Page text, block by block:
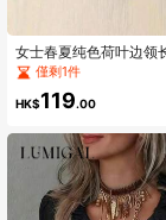
女士春夏纯色荷叶边领
衫，黑色长袖上衣
僅剩1件
HK$119.00